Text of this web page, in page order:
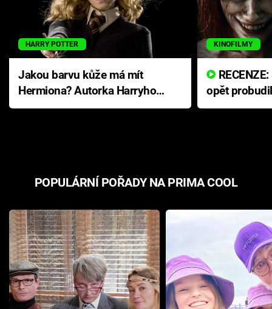
HARRY POTTER
Jakou barvu kůže má mít
Hermiona? Autorka Harryho
Pottera přišla s ráznou
KINOFILMY
opět
přichází s
POPULÁRNÍ POŘADY NA PRIMA COOL